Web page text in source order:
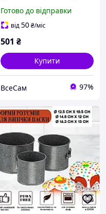
антипригарним /
тефлоновим покриттям
Готово до відправки
від50₴/міс
501 ₴
Купити
ВсеСам 97%